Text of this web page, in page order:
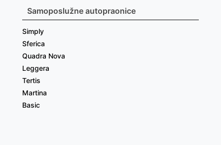
Samoposlužne autopraonice
Simply
Sferica
Quadra Nova
Leggera
Tertis
Martina
Basic